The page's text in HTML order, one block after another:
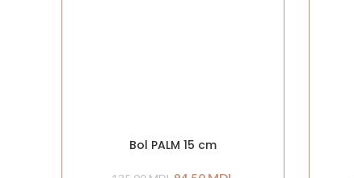
Bol PALM 15 cm